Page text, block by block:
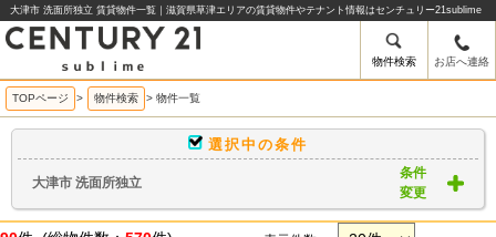
大津市 洗面所独立 賃貸物件一覧｜滋賀県草津エリアの賃貸物件やテナント情報はセンチュリー21sublime
物件検索 お店へ連絡
TOPページ > 物件検索 > 物件一覧
選択中の条件
大津市 洗面所独立
条件
変更